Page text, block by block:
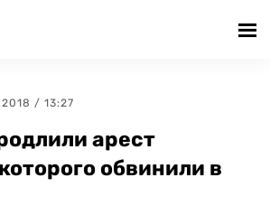
/ 13:27
арест
обвинили в